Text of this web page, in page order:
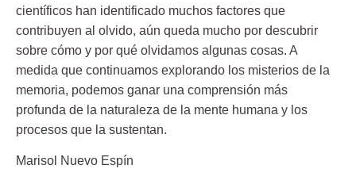
científicos han identificado muchos factores que
contribuyen al olvido, aún queda mucho por descubrir
sobre cómo y por qué olvidamos algunas cosas. A
medida que continuamos explorando los misterios de la
memoria, podemos ganar una comprensión más
profunda de la naturaleza de la mente humana y los
procesos que la sustentan.
Marisol Nuevo Espín